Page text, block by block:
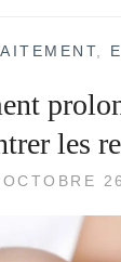
les
OCTOBRE